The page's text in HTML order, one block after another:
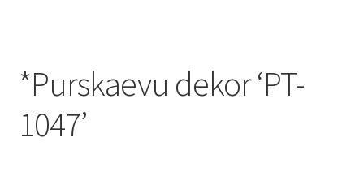
Оформление заказа
Партнерам
*Purskaevu dekor ‘PT-
1047’